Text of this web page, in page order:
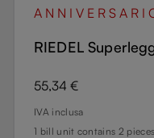
RIEDEL
Prezzo normale:
55,34 €
IVA inclusa
1 bill unit contains 2 pieces.